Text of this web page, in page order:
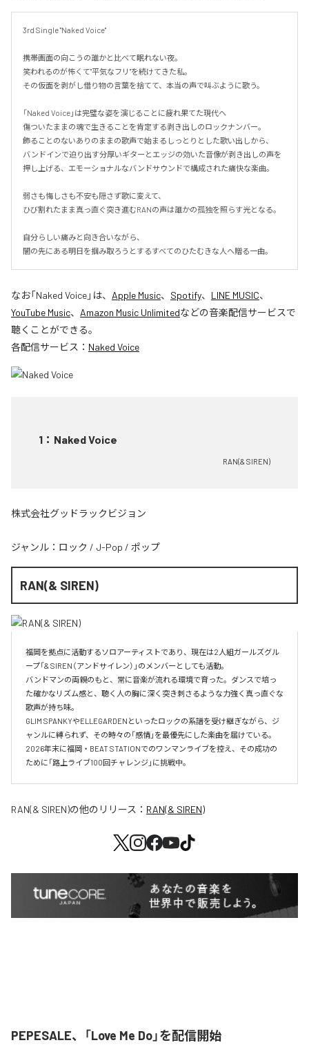
3rd Single "Naked Voice"
携帯画面の向こうの誰かと比べて眠れない夜。
笑われるのが怖くて"平気なフリ"を続けてきた私。
その仮面を剥がし借り物の言葉を捨てて、本当の声で叫ぶように歌う。
「Naked Voice」は完璧な姿を演じることに疲れ果てた現代へ
傷ついたままの魂で生きることを肯定する剥き出しのロックナンバー。
飾ることのないありのままの歌声で始まるしっとりとした歌い出しから、
バンドインで迫り出す分厚いギターとエッジの効いた音像が剥き出しの声を
押し上げる、エモーショナルなバンドサウンドで構成された痛快な楽曲。
弱さも悔しさも不安も隠さず歌に変えて、
ひび割れたまま真っ直ぐ突き進むRANの声は誰かの孤独を照らす光となる。
自分らしい痛みと向き合いながら、
闇の先にある明日を掴み取ろうとするすべてのひたむきな人へ贈る一曲。
なお「Naked Voice」は、 Apple Music、 Spotify、 LINE MUSIC、
YouTube Music、 Amazon Music Unlimitedなどの音楽配信サービスで
聴くことができる。
各配信サービス： Naked Voice
1 ： Naked Voice
RAN(& SIREN)
株式会社グッドラックビジョン
ジャンル： ロック / J-Pop / ポップ
RAN(& SIREN)
福岡を拠点に活動するソロアーティストであり、現在は2人組ガールズグル
ープ「& SIREN（アンドサイレン）」のメンバーとしても活動。
バンドマンの両親のもと、常に音楽が流れる環境で育った。ダンスで培っ
た確かなリズム感と、聴く人の胸に深く突き刺さるような力強く真っ直ぐな
歌声が持ち味。
GLIM SPANKYやELLEGARDENといったロックの系譜を受け継ぎながら、ジ
ャンルに縛られず、その時々の「感情」を最優先にした楽曲を届けている。
2026年末に福岡・BEAT STATIONでのワンマンライブを控え、その成功の
ために「路上ライブ100回チャレンジ」に挑戦中。
RAN(& SIREN)の他のリリース： RAN(& SIREN)
PEPESALE、「Love Me Do」を配信開始